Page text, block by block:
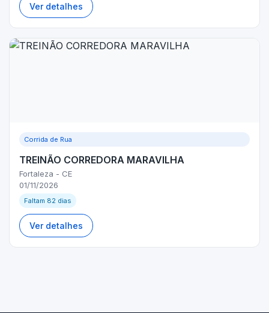
Ver detalhes
Corrida de Rua
TREINÃO CORREDORA MARAVILHA
Fortaleza - CE
01/11/2026
Faltam 82 dias
Ver detalhes